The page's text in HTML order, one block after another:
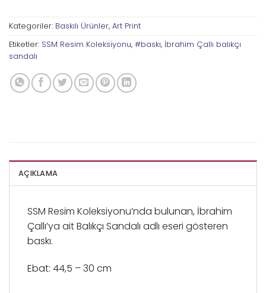
Kategoriler: Baskılı Ürünler, Art Print
Etiketler: SSM Resim Koleksiyonu, #baskı, İbrahim Çallı balıkçı
sandalı
AÇIKLAMA
SSM Resim Koleksiyonu’nda bulunan, İbrahim
Çallı’ya ait Balıkçı Sandalı adlı eseri gösteren
baskı.
Ebat: 44,5 – 30 cm